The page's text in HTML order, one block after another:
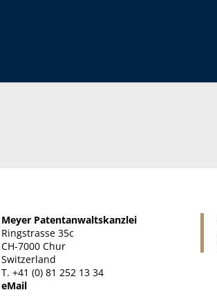
Meyer Patentanwaltskanzlei
Ringstrasse 35c
CH-7000 Chur
Switzerland
T. +41 (0) 81 252 13 34
eMail